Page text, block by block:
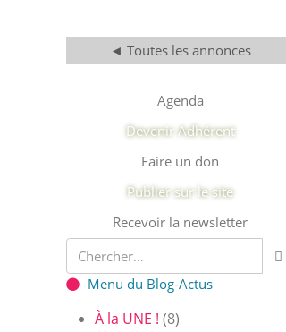
◄ Toutes les annonces
Agenda
Devenir Adhérent
Faire un don
Publier sur le site
Recevoir la newsletter
Menu du Blog-Actus
À la UNE ! (8)